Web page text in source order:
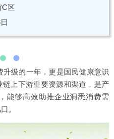
C区
升级的一年，更是国民健康意识
上下游重要资源和渠道，是产
能够高效助推企业洞悉消费需
。